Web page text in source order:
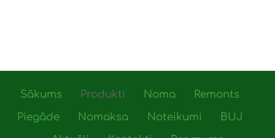
Sākums Produkti Noma
Remonts
Piegāde
Nomaksa Noteikumi
BUJ